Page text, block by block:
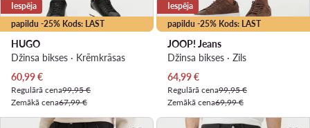
papildu -25% Kods: LAST
Iespēja
HUGO
Džinsa bikses · Krēmkrāsas
Pašreizējā cena
60,99€
Regulārā cena99,95 €
Zemākā cena67,99 €
papildu -25% Kods: LAST
Iespēja
JOOP! Jeans
Džinsa bikses · Zils
Pašreizējā cena
64,99€
Regulārā cena99,95 €
Zemākā cena69,99 €